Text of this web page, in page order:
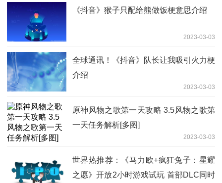
《抖音》猴子只配给熊做饭梗意思介绍
2023-03-03
全球通讯！《抖音》队长让我吸引火力梗
介绍
2023-03-03
原神风物之歌第一天攻略 3.5风物之歌第
一天任务解析[多图]
2023-03-03
世界热推荐：《马力欧+疯狂兔子：星耀
之愿》开放2小时游戏试玩 首部DLC同时